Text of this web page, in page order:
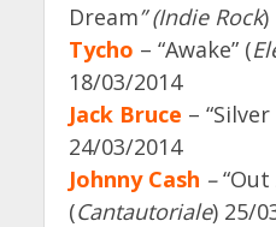
Dream” (Indie Rock)
Tycho – “Awake” (
18/03/2014
Jack Bruce – “Silver
24/03/2014
Johnny Cash –
(Cantautoriale) 25/